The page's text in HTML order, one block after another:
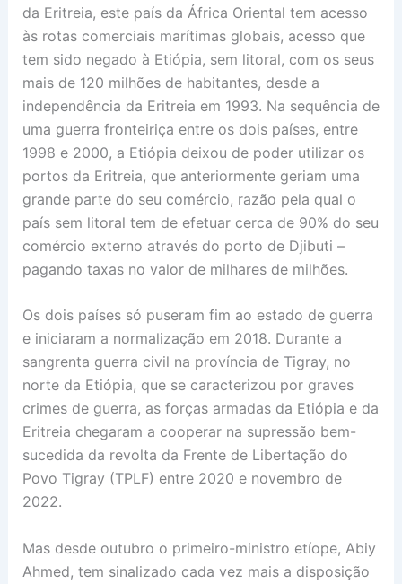
da Eritreia, este país da África Oriental tem acesso
às rotas comerciais marítimas globais, acesso que
tem sido negado à Etiópia, sem litoral, com os seus
mais de 120 milhões de habitantes, desde a
independência da Eritreia em 1993. Na sequência de
uma guerra fronteiriça entre os dois países, entre
1998 e 2000, a Etiópia deixou de poder utilizar os
portos da Eritreia, que anteriormente geriam uma
grande parte do seu comércio, razão pela qual o
país sem litoral tem de efetuar cerca de 90% do seu
comércio externo através do porto de Djibuti –
pagando taxas no valor de milhares de milhões.
Os dois países só puseram fim ao estado de guerra
e iniciaram a normalização em 2018. Durante a
sangrenta guerra civil na província de Tigray, no
norte da Etiópia, que se caracterizou por graves
crimes de guerra, as forças armadas da Etiópia e da
Eritreia chegaram a cooperar na supressão bem-
sucedida da revolta da Frente de Libertação do
Povo Tigray (TPLF) entre 2020 e novembro de
2022.
Mas desde outubro o primeiro-ministro etíope, Abiy
Ahmed, tem sinalizado cada vez mais a disposição